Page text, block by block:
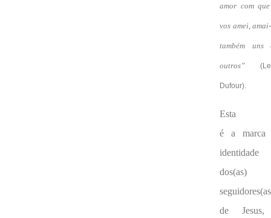
amor com
vos amei,
também uns
outros”
Dufour).
Esta
é a marca
identidade
dos(as)
de